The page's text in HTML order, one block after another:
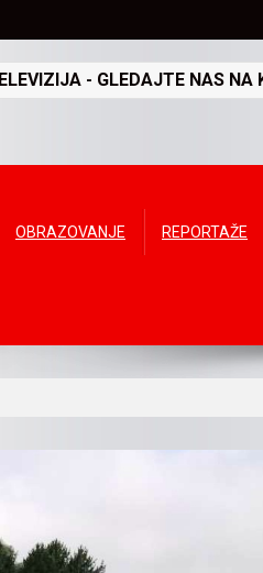
- GLEDAJTE NAS
OBRAZOVANJE REPORTAŽE